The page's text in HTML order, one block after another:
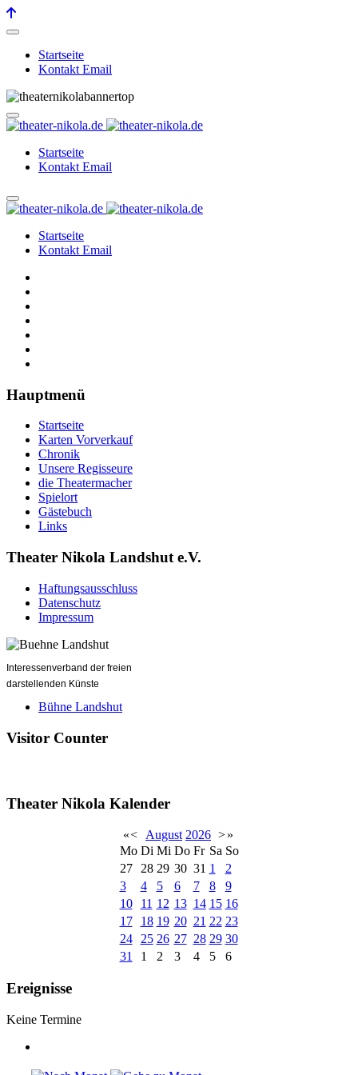
Startseite
Kontakt Email
Startseite
Kontakt Email
Startseite
Kontakt Email
Hauptmenü
Startseite
Karten Vorverkauf
Chronik
Unsere Regisseure
die Theatermacher
Spielort
Gästebuch
Links
Theater Nikola Landshut e.V.
Haftungsausschluss
Datenschutz
Impressum
Interessenverband der freien
darstellenden Künste
Bühne Landshut
Visitor Counter
Theater Nikola Kalender
«< August 2026 >»
Mo Di Mi Do Fr Sa So
27
28 29 30 31 1
2
3
4 5 6 7 8
9
10
11 12 13 14 15 16
17
18 19 20 21 22 23
24
25 26 27 28 29 30
31
1 2 3 4 5 6
Ereignisse
Keine Termine